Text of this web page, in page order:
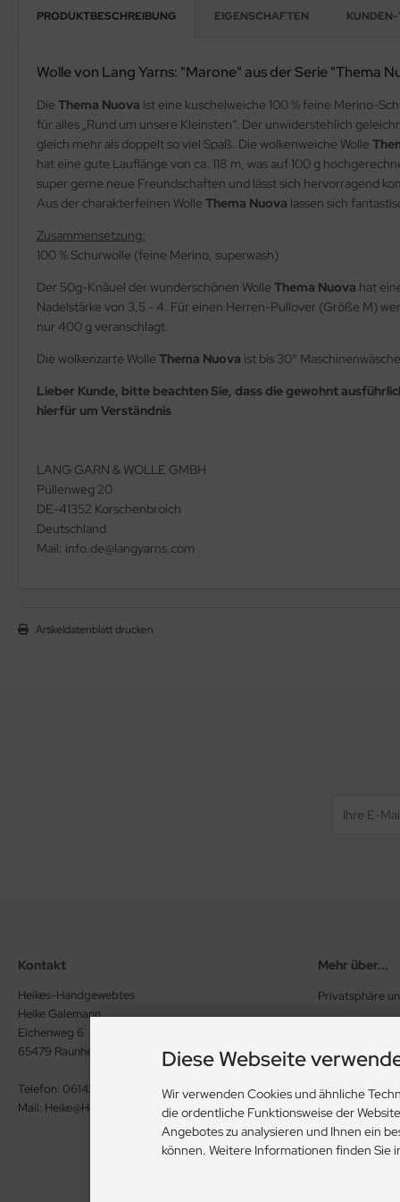
PRODUKTBESCHREIBUNG EIGENSCHAFTEN
Wolle von Lang Yarns: "Marone" aus der Serie "Thema
Die Thema Nuova ist eine kuschelweiche 100 % feine Merino-
für alles „Rund um unsere Kleinsten“. Der unwiderstehlich
gleich mehr als doppelt so viel Spaß. Die wolkenweiche Wolle
hat eine gute Lauflänge von ca. 118 m, was auf 100 g
super gerne neue Freundschaften und lässt sich hervorragend
Aus der charakterfeinen Wolle Thema Nuova lassen sich
Zusammensetzung:
100 % Schurwolle (feine Merino, superwash)
Der 50g-Knäuel der wunderschönen Wolle Thema Nuova hat
Nadelstärke von 3,5 - 4. Für einen Herren-Pullover (Größe M)
nur 400 g veranschlagt.
Die wolkenzarte Wolle Thema Nuova ist bis 30°
Lieber Kunde, bitte beachten Sie, dass die gewohnt
hierfür um Verständnis
LANG GARN & WOLLE GMBH
Püllenweg 20
DE-41352 Korschenbroich
Deutschland
Mail: info.de@langyarns.com
Artikeldatenblatt drucken
Kontakt
Heikes-Handgewebtes
Heike Galemann
Eichenweg 6
65479 Raunheim
Telefon: 06142 926386
Mail: Heike@Heikes-Handgewebtes.de
Mehr über...
Privatsphäre
Allgemeine
Widerrufsrecht
Impressum
Kontakt
Diese Webseite
Wir verwenden Cookies und ähnliche
die ordentliche Funktionsweise der
Angebotes zu analysieren und Ihnen ein
können. Weitere Informationen finden Sie